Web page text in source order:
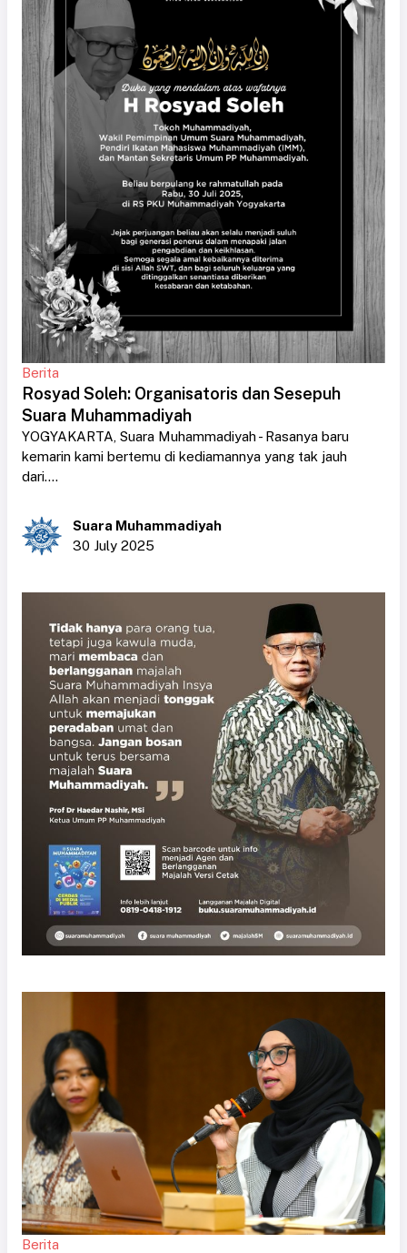
Berita
Rosyad Soleh: Organisatoris dan Sesepuh
Suara Muhammadiyah
YOGYAKARTA, Suara Muhammadiyah - Rasanya baru
kemarin kami bertemu di kediamannya yang tak jauh
dari....
Suara Muhammadiyah
30 July 2025
Berita